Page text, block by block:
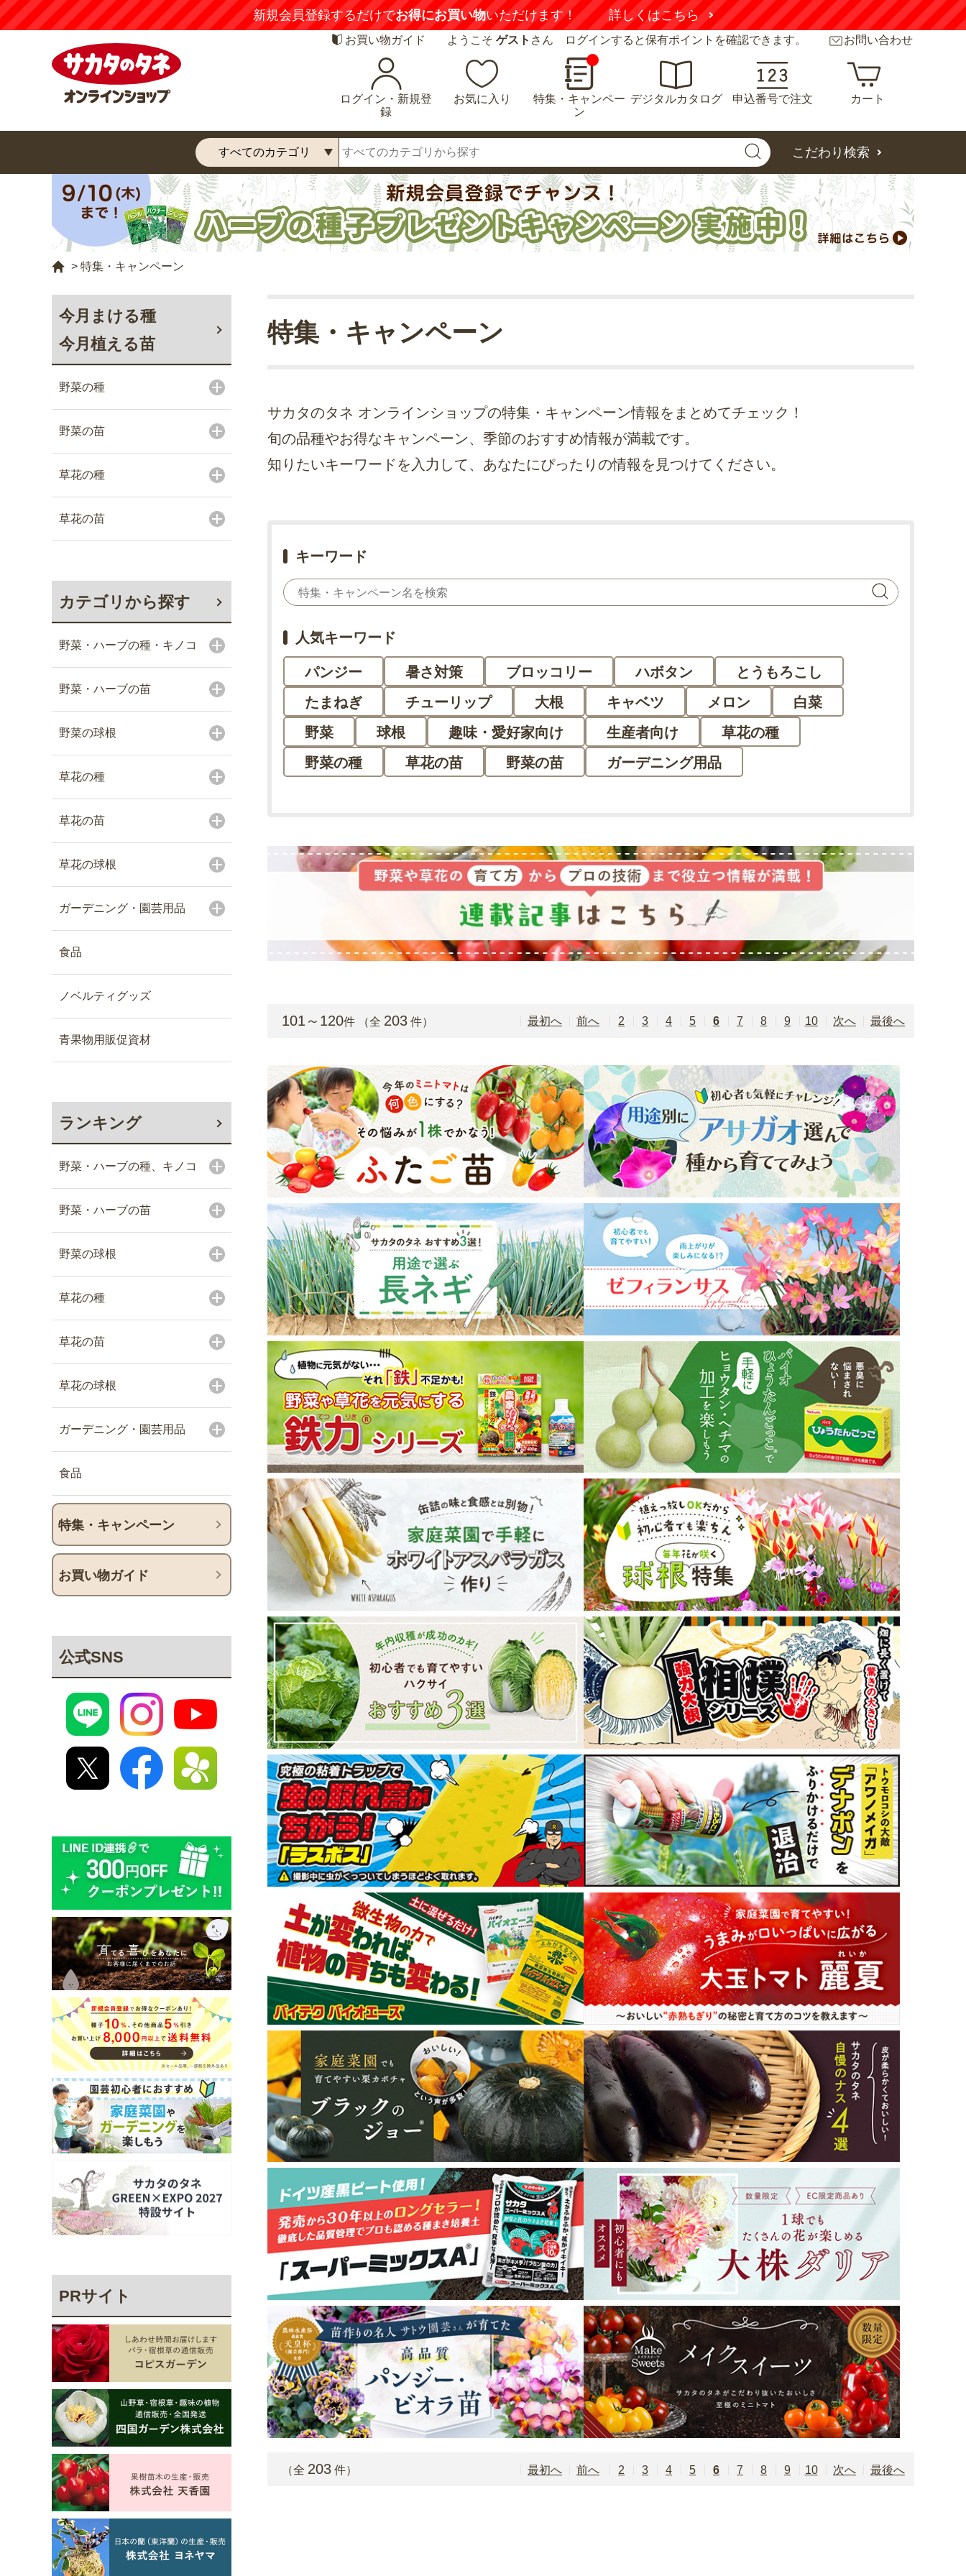
【注意喚起】悪質な偽サイトにご注意ください 詳しくはこちら
お買い物ガイド ようこそ ゲスト さん ログインすると保有ポイントを確認できます。 お問い合わせ
ログイン・新規登
録
お気に入り
特集・キャンペー
ン
デジタルカタログ 申込番号で注文 カート
こだわり検索
> 特集・キャンペーン
今月まける種
今月植える苗
野菜の種
野菜の苗
草花の種
草花の苗
カテゴリから探す
野菜・ハーブの種・キノコ
野菜・ハーブの苗
野菜の球根
草花の種
草花の苗
草花の球根
ガーデニング・園芸用品
食品
ノベルティグッズ
青果物用販促資材
ランキング
野菜・ハーブの種、キノコ
野菜・ハーブの苗
野菜の球根
草花の種
草花の苗
草花の球根
ガーデニング・園芸用品
食品
特集・キャンペーン
お買い物ガイド
公式SNS
PRサイト
特集・キャンペーン
サカタのタネ オンラインショップの特集・キャンペーン情報をまとめてチェック！
旬の品種やお得なキャンペーン、季節のおすすめ情報が満載です。
知りたいキーワードを入力して、あなたにぴったりの情報を見つけてください。
キーワード
人気キーワード
パンジー 暑さ対策 ブロッコリー ハボタン
とうもろこし
たまねぎ
チューリップ 大根 キャベツ メロン
白菜
野菜
球根 趣味・愛好家向け 生産者向け
草花の種
野菜の種
草花の苗 野菜の苗 ガーデニング用品
101～120件 （全 203 件） 最初 前 2 3 4 5 6 7 8 9 10 次 最後
（全 203 件） 最初 前 2 3 4 5 6 7 8 9 10 次 最後